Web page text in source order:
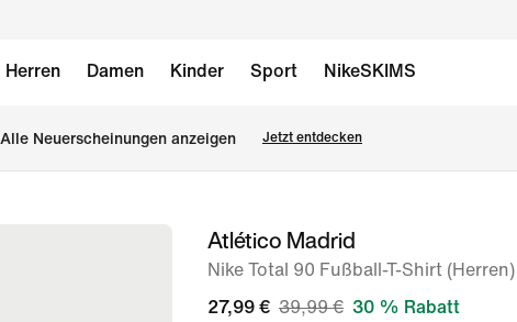
Herren Damen Kinder Sport NikeSKIMS
Alle Neuerscheinungen anzeigen Jetzt entdecken
Bild 1Atlético Madrid
Nike Total 90 Fußball-T-Shirt (Herren)
27,99 € 39,99 € 30 % Rabatt